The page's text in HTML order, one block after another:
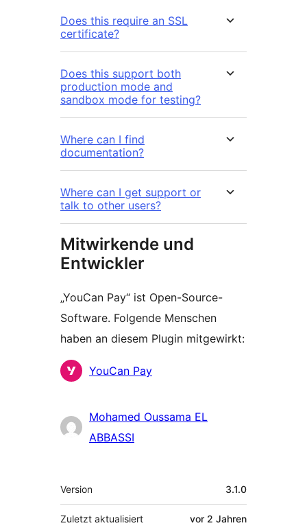
Does this require an SSL
certificate?
Does this support both
production mode and
sandbox mode for testing?
Where can I find
documentation?
Where can I get support or
talk to other users?
Mitwirkende und
Entwickler
„YouCan Pay“ ist Open-Source-
Software. Folgende Menschen
haben an diesem Plugin mitgewirkt:
Mitwirkende
YouCan Pay
Mohamed Oussama EL
ABBASSI
Meta
Version 3.1.0
Zuletzt aktualisiert vor 2 Jahren